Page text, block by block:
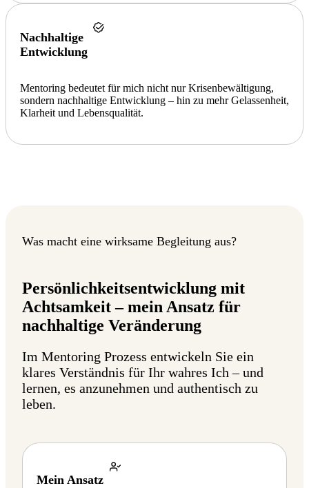
Nachhaltige
Entwicklung
Mentoring bedeutet für mich nicht nur Krisenbewältigung,
sondern nachhaltige Entwicklung – hin zu mehr Gelassenheit,
Klarheit und Lebensqualität.
Was macht eine wirksame Begleitung aus?
Persönlichkeitsentwicklung mit
Achtsamkeit – mein Ansatz für
nachhaltige Veränderung
Im Mentoring Prozess entwickeln Sie ein
klares Verständnis für Ihr wahres Ich – und
lernen, es anzunehmen und authentisch zu
leben.
Mein Ansatz